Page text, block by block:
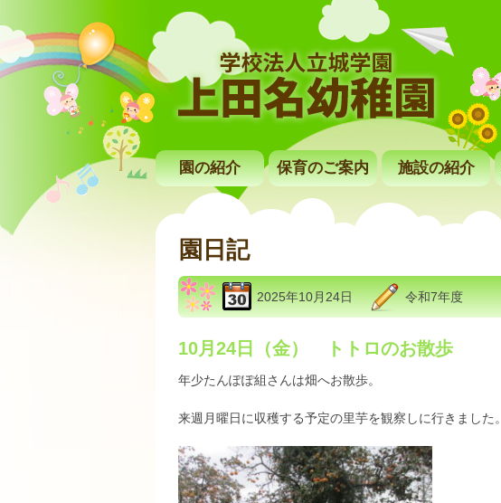
園の紹介 保育のご案内 施設の紹介
園日記
2025年10月24日 令和7年度
10月24日（金） トトロのお散歩
年少たんぽぽ組さんは畑へお散歩。
来週月曜日に収穫する予定の里芋を観察しに行きました。